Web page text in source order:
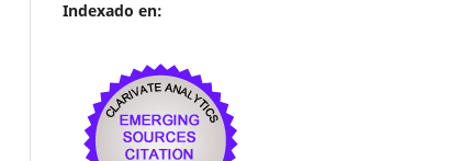
Indexado en: